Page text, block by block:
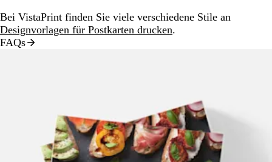
Bei VistaPrint finden Sie viele verschiedene Stile an
Designvorlagen für Postkarten drucken.
FAQs